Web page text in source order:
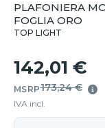
PLAFONIERA
FOGLIA ORO
TOP LIGHT
142,01 €
MSRP173,24 €
IVA incl.